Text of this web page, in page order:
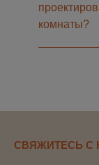
комнаты?
СВЯЖИТЕСЬ С